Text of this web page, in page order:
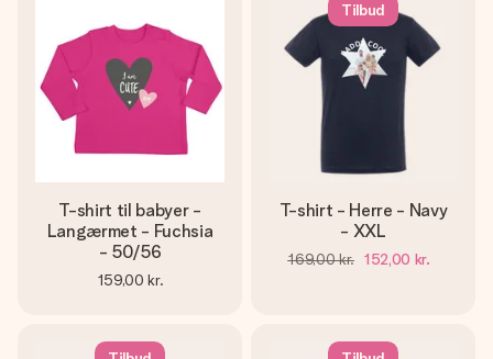
T-shirt til babyer -
Langærmet - Fuchsia
- 50/56
159,00 kr.
Tilbud
T-shirt - Herre - Navy
- XXL
169,00 kr. 152,00 kr.